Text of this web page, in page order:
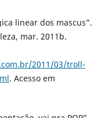
linear dos mascus”.
mar. 2011b.
2011/03/troll-
. Acesso em